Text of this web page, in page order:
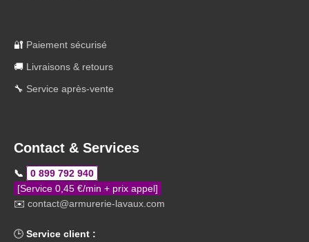
🔐 Paiement sécurisé
🚚 Livraisons & retours
🔧 Service après-vente
Contact & Services
📞
0 899 792 940
[Service 0,45 €/min + prix appel]
✉️ contact@armurerie-lavaux.com
🕒 Service client :